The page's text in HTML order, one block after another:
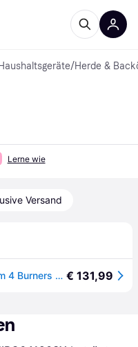
Haushaltsgeräte/Herde &
Lerne wie
Versand
Beko Hibg64120sx Gas Hob 60 Cm 4 Burners Silber € 131,99